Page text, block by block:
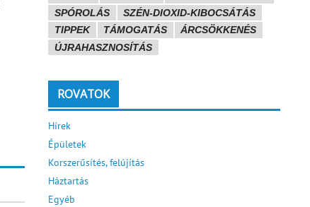
SPÓROLÁS
SZÉN-DIOXID-KIBOCSÁTÁS
TIPPEK
TÁMOGATÁS
ÁRCSÖKKENÉS
ÚJRAHASZNOSÍTÁS
ROVATOK
Hírek
Épületek
Korszerűsítés, felújítás
Háztartás
Egyéb